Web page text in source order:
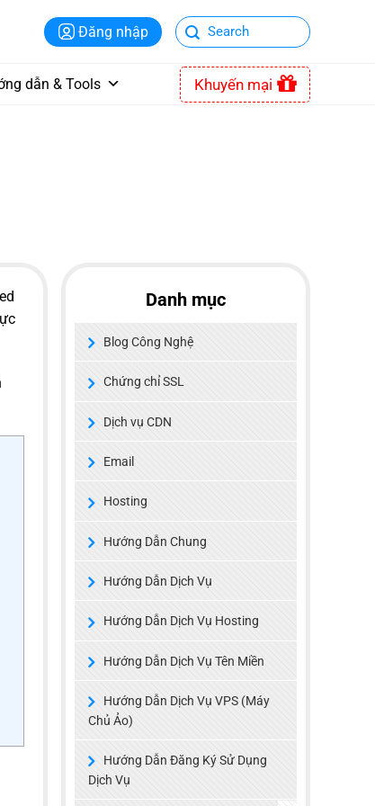
Đăng nhập
dẫn & Tools Khuyến mại
Danh mục
Blog Công Nghệ
Chứng chỉ SSL
Dịch vụ CDN
Email
Hosting
Hướng Dẫn Chung
Hướng Dẫn Dịch Vụ
Hướng Dẫn Dịch Vụ Hosting
Hướng Dẫn Dịch Vụ Tên Miền
Hướng Dẫn Dịch Vụ VPS (Máy
Chủ Ảo)
Hướng Dẫn Đăng Ký Sử Dụng
Dịch Vụ